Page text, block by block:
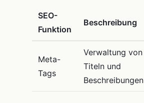
SEO-
Funktion
Beschreibung
Meta-
Tags
Verwaltung von
Titeln und
Beschreibungen